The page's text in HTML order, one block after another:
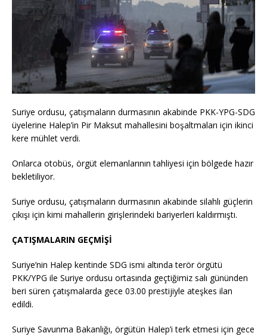
Suriye ordusu, çatışmaların durmasının akabinde PKK-YPG-SDG
üyelerine Halep’in Pir Maksut mahallesini boşaltmaları için ikinci
kere mühlet verdi.
Onlarca otobüs, örgüt elemanlarının tahliyesi için bölgede hazır
bekletiliyor.
Suriye ordusu, çatışmaların durmasının akabinde silahlı güçlerin
çıkışı için kimi mahallerin girişlerindeki bariyerleri kaldırmıştı.
ÇATIŞMALARIN GEÇMİŞİ
Suriye’nin Halep kentinde SDG ismi altında terör örgütü
PKK/YPG ile Suriye ordusu ortasında geçtiğimiz salı gününden
beri süren çatışmalarda gece 03.00 prestijiyle ateşkes ilan
edildi.
Suriye Savunma Bakanlığı, örgütün Halep’i terk etmesi için gece